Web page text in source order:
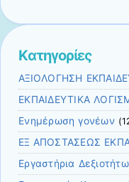
Kατηγορίες
ΑΞΙΟΛΟΓΗΣΗ
ΕΚΠΑΙΔΕΥΤΙΚΑ
Ενημέρωση γονέων
ΕΞ ΑΠΟΣΤΑΣΕΩΣ
Εργαστήρια